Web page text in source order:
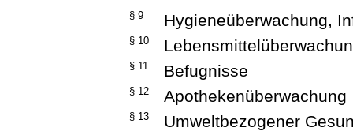
§ 9 Hygieneüberwachung,
§ 10
§ 11 Befugnisse
§ 12 Apothekenüberwachung
§ 13 Umweltbezogener